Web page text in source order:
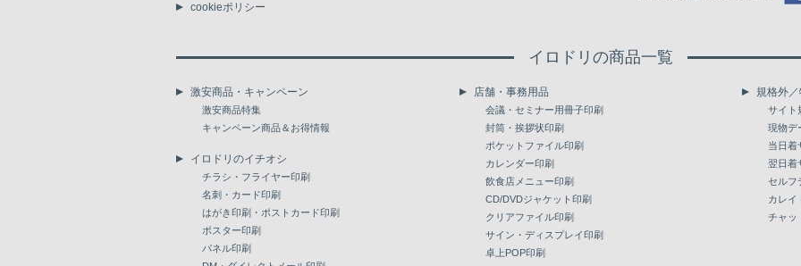
9,000 41,904 43,674 46,044
9,500 43,816 48,145
45,680 50,200
cookieポリシー
イロドリの商品一覧
激安商品・キャンペーン
激安商品特集
キャンペーン商品＆お得情報
イロドリのイチオシ
チラシ・フライヤー印刷
名刺・カード印刷
はがき印刷・ポストカード印刷
ポスター印刷
パネル印刷
店舗・事務用品
会議・セミナー用冊子印刷
封筒・挨拶状印刷
ポケットファイル印刷
カレンダー印刷
飲食店メニュー印刷
CD/DVDジャケット印刷
クリアファイル印刷
サイン・ディスプレイ印刷
卓上POP印刷
規格外
サイト
現物デ
当日着
翌日着
セルフ
カレイ
チャッ